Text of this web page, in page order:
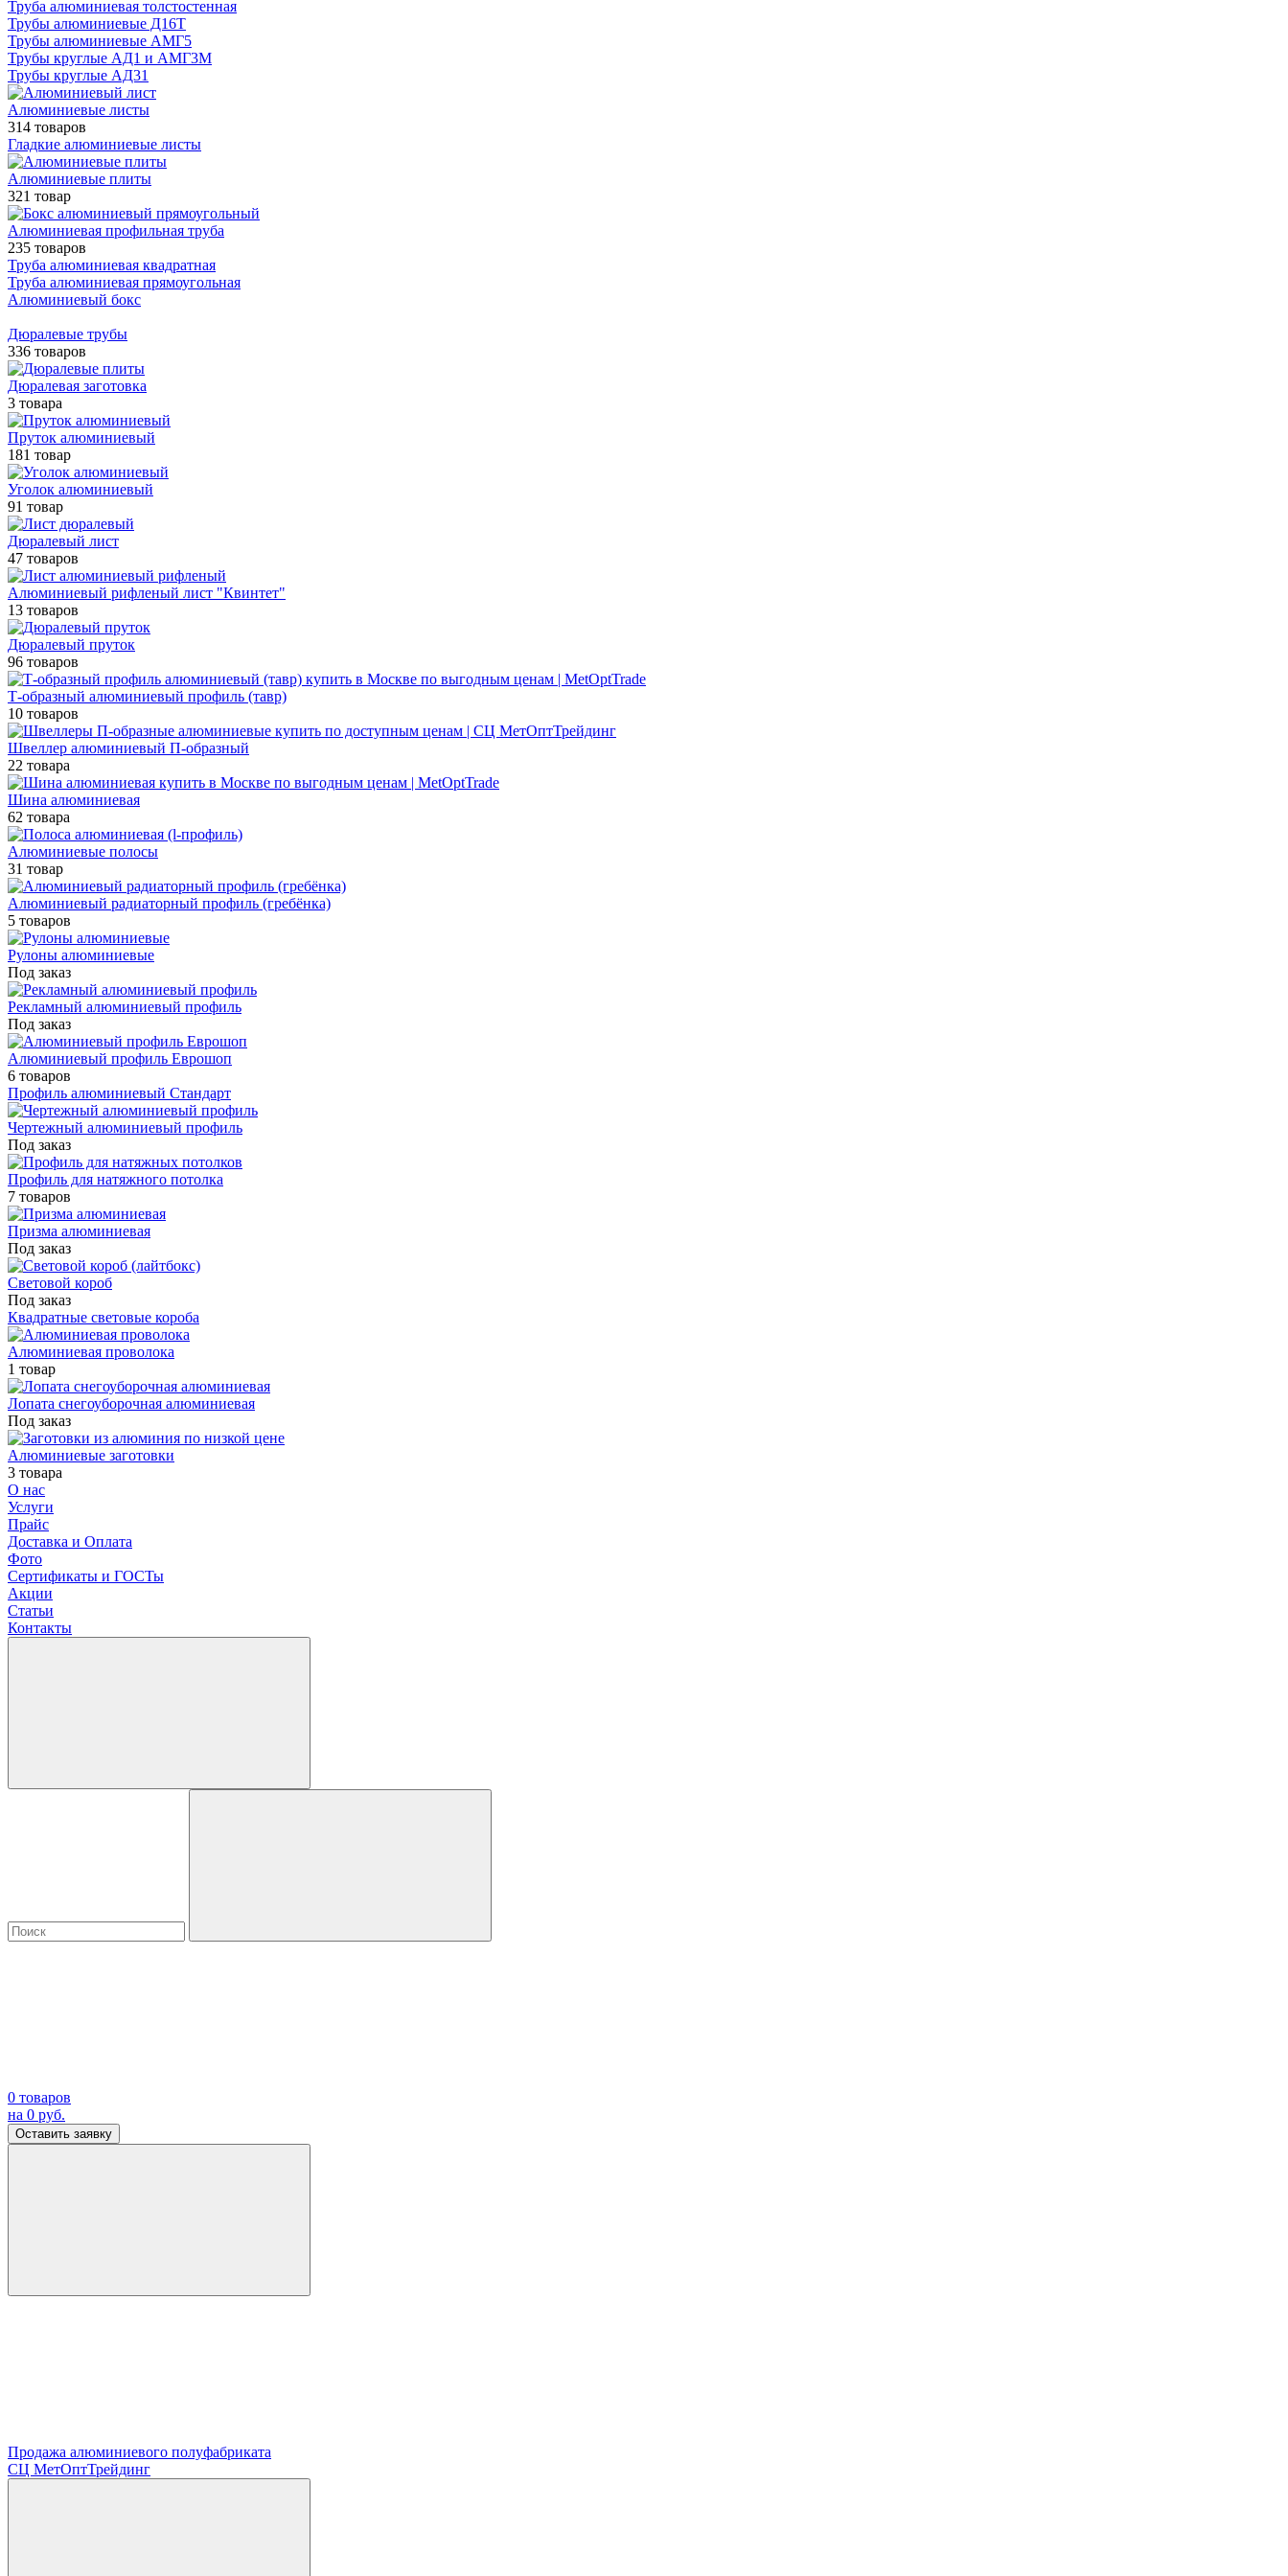
Труба алюминиевая толстостенная
Трубы алюминиевые Д16Т
Трубы алюминиевые АМГ5
Трубы круглые АД1 и АМГ3М
Трубы круглые АД31
Алюминиевые листы
314 товаров
Гладкие алюминиевые листы
Алюминиевые плиты
321 товар
Алюминиевая профильная труба
235 товаров
Труба алюминиевая квадратная
Труба алюминиевая прямоугольная
Алюминиевый бокс
Дюралевые трубы
336 товаров
Дюралевая заготовка
3 товара
Пруток алюминиевый
181 товар
Уголок алюминиевый
91 товар
Дюралевый лист
47 товаров
Алюминиевый рифленый лист "Квинтет"
13 товаров
Дюралевый пруток
96 товаров
Т-образный алюминиевый профиль (тавр)
10 товаров
Швеллер алюминиевый П-образный
22 товара
Шина алюминиевая
62 товара
Алюминиевые полосы
31 товар
Алюминиевый радиаторный профиль (гребёнка)
5 товаров
Рулоны алюминиевые
Под заказ
Рекламный алюминиевый профиль
Под заказ
Алюминиевый профиль Еврошоп
6 товаров
Профиль алюминиевый Стандарт
Чертежный алюминиевый профиль
Под заказ
Профиль для натяжного потолка
7 товаров
Призма алюминиевая
Под заказ
Световой короб
Под заказ
Квадратные световые короба
Алюминиевая проволока
1 товар
Лопата снегоуборочная алюминиевая
Под заказ
Алюминиевые заготовки
3 товара
О нас
Услуги
Прайс
Доставка и Оплата
Фото
Сертификаты и ГОСТы
Акции
Статьи
Контакты
0 товаров
на 0 руб.
Оставить заявку
Продажа алюминиевого полуфабриката
СЦ МетОптТрейдинг